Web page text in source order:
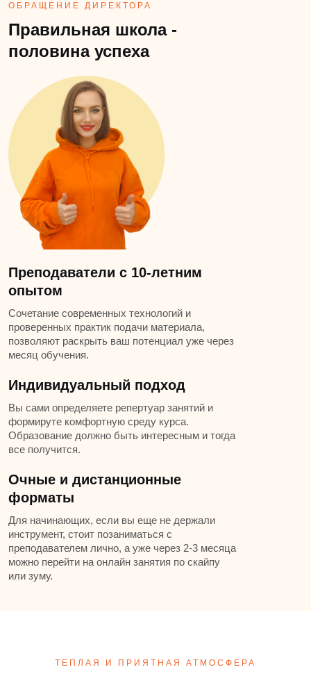
ОБРАЩЕНИЕ ДИРЕКТОРА
Правильная школа -
половина успеха
Преподаватели с 10-летним
опытом
Сочетание современных технологий и
проверенных практик подачи материала,
позволяют раскрыть ваш потенциал уже через
месяц обучения.
Индивидуальный подход
Вы сами определяете репертуар занятий и
формируте комфортную среду курса.
Образование должно быть интересным и тогда
все получится.
Очные и дистанционные
форматы
Для начинающих, если вы еще не держали
инструмент, стоит позаниматься с
преподавателем лично, а уже через 2-3 месяца
можно перейти на онлайн занятия по скайпу
или зуму.
ТЕПЛАЯ И ПРИЯТНАЯ АТМОСФЕРА